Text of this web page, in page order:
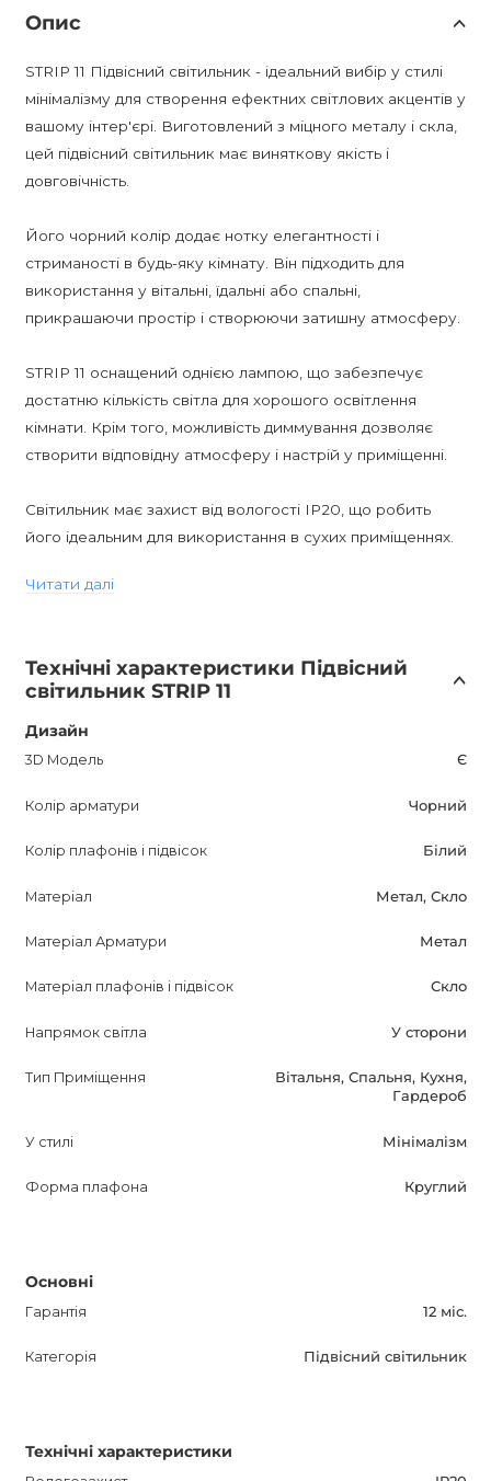
Опис
STRIP 11 Підвісний світильник - ідеальний вибір у стилі
мінімалізму для створення ефектних світлових акцентів у
вашому інтер'єрі. Виготовлений з міцного металу і скла,
цей підвісний світильник має виняткову якість і
довговічність.
Його чорний колір додає нотку елегантності і
стриманості в будь-яку кімнату. Він підходить для
використання у вітальні, їдальні або спальні,
прикрашаючи простір і створюючи затишну атмосферу.
STRIP 11 оснащений однією лампою, що забезпечує
достатню кількість світла для хорошого освітлення
кімнати. Крім того, можливість диммування дозволяє
створити відповідну атмосферу і настрій у приміщенні.
Світильник має захист від вологості IP20, що робить
його ідеальним для використання в сухих приміщеннях.
інших приміщеннях будинку, де потрібне ідеальне
З лампочкою цоколя G4, STRIP 11 легко встановлюється і
готовий до використання. Простота монтажу і
обслуговування робить його ідеальним вибором для
домашнього використання.
Покупка STRIP 11 Підвісного світильника принесе вам не
ваше життя. Створюючи приємну атмосферу і настрій у
інтер'єрі, цей світильник стане прикрасою вашого дому.
STRIP 11 Підвісний світильник - це прекрасне поєднання
світильником. Купуйте STRIP 11 сьогодні і
Читати далі
Технічні характеристики Підвісний
світильник STRIP 11
Дизайн
3D Модель Є
Колір арматури Чорний
Колір плафонів і підвісок Білий
Матеріал Метал, Скло
Матеріал Арматури Метал
Матеріал плафонів і підвісок Скло
Напрямок світла У сторони
Тип Приміщення
Вітальня, Спальня, Кухня,
Гардероб
У стилі Мінімалізм
Форма плафона Круглий
Основні
Гарантія 12 міс.
Категорія Підвісний світильник
Технічні характеристики